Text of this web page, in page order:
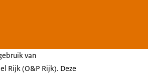
van
Rijk (O&P Rijk). Deze